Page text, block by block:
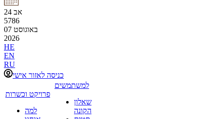
24 אב
5786
07 באוגוסט
2026
HE
EN
RU
כניסה לאזור אישי
פרויקט וכשרות
למה
למשתמשים
שאלון
הקונה